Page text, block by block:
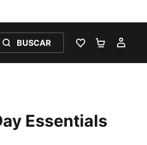
BUSCAR
LISTA DE
Essentials